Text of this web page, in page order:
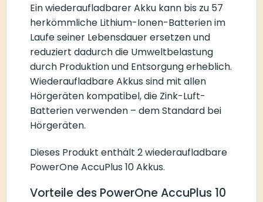
Ein wiederaufladbarer Akku kann bis zu 57
herkömmliche Lithium-Ionen-Batterien im
Laufe seiner Lebensdauer ersetzen und
reduziert dadurch die Umweltbelastung
durch Produktion und Entsorgung erheblich.
Wiederaufladbare Akkus sind mit allen
Hörgeräten kompatibel, die Zink-Luft-
Batterien verwenden – dem Standard bei
Hörgeräten.
Dieses Produkt enthält 2 wiederaufladbare
PowerOne AccuPlus 10 Akkus.
Vorteile des PowerOne AccuPlus 10